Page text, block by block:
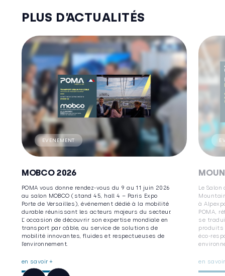
PLUS D’ACTUALITÉS
EVENEMENT
MOBCO 2026
POMA vous donne rendez-vous du 9 au 11 juin 2026
au salon MOBCO (stand 45, hall 4 – Paris Expo
Porte de Versailles), événement dédié à la mobilité
durable réunissant les acteurs majeurs du secteur.
L’ occasion de découvrir son expertise mondiale en
transport par câble, au service de solutions de
mobilité innovantes, fluides et respectueuses de
l’environnement.
en savoir +
Le
à
POMA,
se
produits
éco-
en